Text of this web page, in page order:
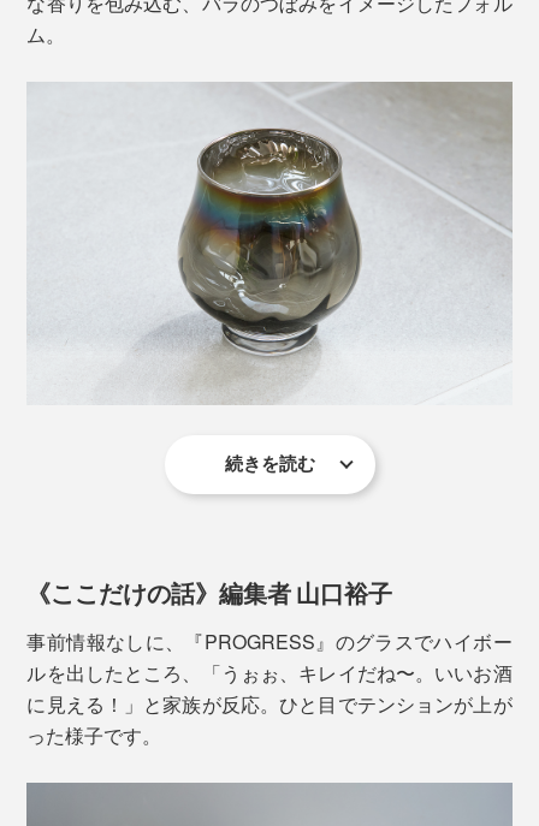
ム。
ステム（脚）がないので安定感があり、普段の食卓でカ
続きを読む
《ここだけの話》編集者 山口裕子
事前情報なしに、『PROGRESS』のグラスでハイボー
ルを出したところ、「うぉぉ、キレイだね〜。いいお酒
に見える！」と家族が反応。ひと目でテンションが上が
った様子です。